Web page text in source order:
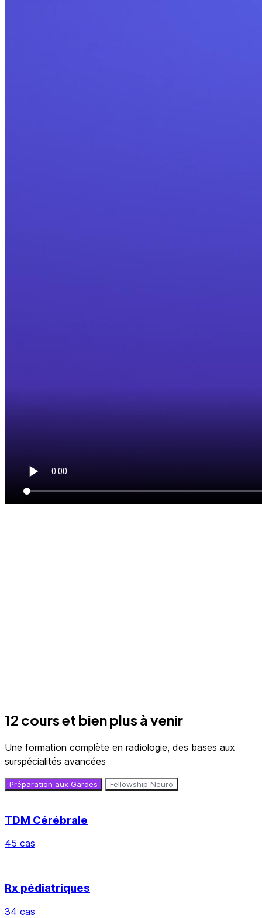
12 cours et bien plus à venir
Une formation complète en radiologie, des bases aux
surspécialités avancées
Préparation aux Gardes Fellowship Neuro
TDM Cérébrale
45 cas
Rx pédiatriques
34 cas